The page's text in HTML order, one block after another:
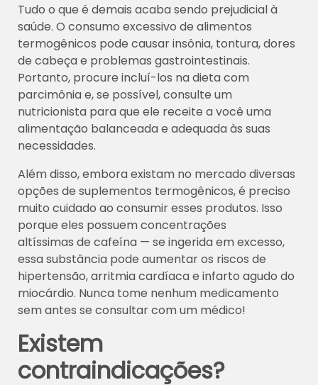
Tudo o que é demais acaba sendo prejudicial à
saúde. O consumo excessivo de alimentos
termogênicos pode causar insônia, tontura, dores
de cabeça e problemas gastrointestinais.
Portanto, procure incluí-los na dieta com
parcimônia e, se possível, consulte um
nutricionista para que ele receite a você uma
alimentação balanceada e adequada às suas
necessidades.
Além disso, embora existam no mercado diversas
opções de suplementos termogênicos, é preciso
muito cuidado ao consumir esses produtos. Isso
porque eles possuem concentrações
altíssimas de cafeína — se ingerida em excesso,
essa substância pode aumentar os riscos de
hipertensão, arritmia cardíaca e infarto agudo do
miocárdio. Nunca tome nenhum medicamento
sem antes se consultar com um médico!
Existem
contraindicações?